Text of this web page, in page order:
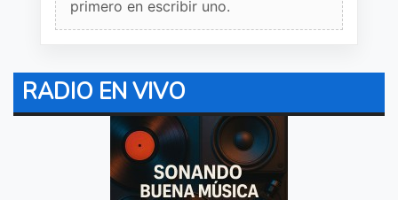
primero en escribir uno.
RADIO EN VIVO